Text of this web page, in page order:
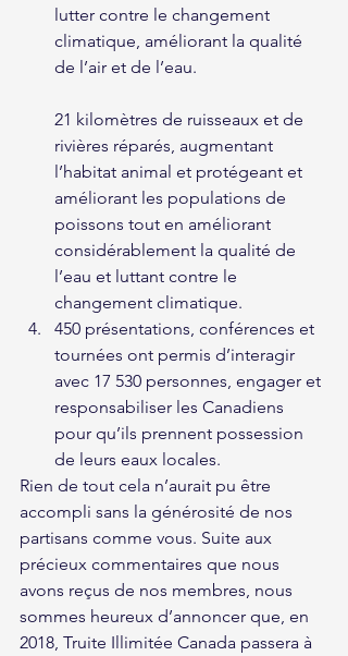
lutter contre le changement
climatique, améliorant la qualité
de l’air et de l’eau.
21 kilomètres de ruisseaux et de
rivières réparés, augmentant
l’habitat animal et protégeant et
améliorant les populations de
poissons tout en améliorant
considérablement la qualité de
l’eau et luttant contre le
changement climatique.
450 présentations, conférences et
tournées ont permis d’interagir
avec 17 530 personnes, engager et
responsabiliser les Canadiens
pour qu’ils prennent possession
de leurs eaux locales.
Rien de tout cela n’aurait pu être
accompli sans la générosité de nos
partisans comme vous. Suite aux
précieux commentaires que nous
avons reçus de nos membres, nous
sommes heureux d’annoncer que, en
2018, Truite Illimitée Canada passera à